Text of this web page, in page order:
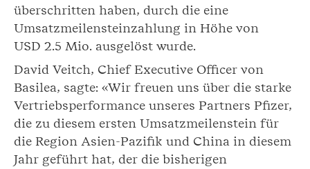
überschritten haben, durch die eine
Umsatzmeilensteinzahlung in Höhe von
USD 2.5 Mio. ausgelöst wurde.
David Veitch, Chief Executive Officer von
Basilea, sagte: «Wir freuen uns über die starke
Vertriebsperformance unseres Partners Pfizer,
die zu diesem ersten Umsatzmeilenstein für
die Region Asien-Pazifik und China in diesem
Jahr geführt hat, der die bisherigen